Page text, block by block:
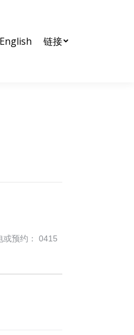
English 链接
或预约： 0415